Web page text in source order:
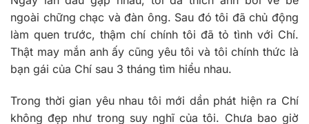
ngoài chững chạc và đàn ông. Sau đó tôi đã chủ động
làm quen trước, thậm chí chính tôi đã tỏ tình với Chí.
Thật may mắn anh ấy cũng yêu tôi và tôi chính thức là
bạn gái của Chí sau 3 tháng tìm hiểu nhau.
Trong thời gian yêu nhau tôi mới dần phát hiện ra Chí
không đẹp như trong suy nghĩ của tôi. Chưa bao giờ